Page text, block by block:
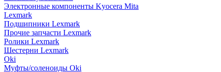
Электронные компоненты Kyocera Mita
Lexmark
Подшипники Lexmark
Прочие запчасти Lexmark
Ролики Lexmark
Шестерни Lexmark
Oki
Муфты/соленоиды Oki